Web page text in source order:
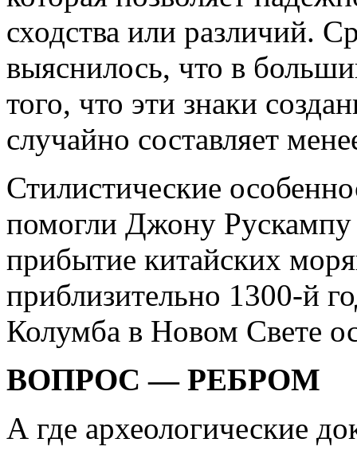
сходства или различий.
выяснилось, что в
того, что эти знаки
случайно составляет
Стилистические
помогли Джону Рускампу
прибытие китайских
приблизительно 1300-й
Колумба в Новом Свете
ВОПРОС — РЕБРОМ
А где археологические